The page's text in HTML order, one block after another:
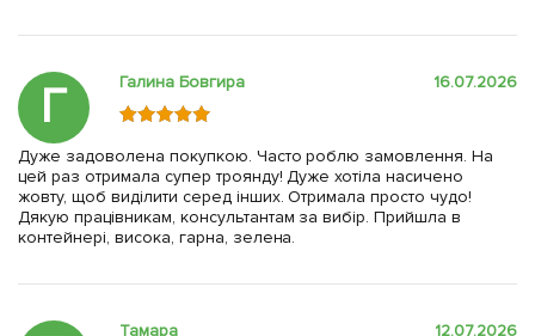
Г Галина Бовгира 16.07.2026
Дуже задоволена покупкою. Часто роблю замовлення. На
цей раз отримала супер троянду! Дуже хотіла насичено
жовту, щоб виділити серед інших. Отримала просто чудо!
Дякую працівникам, консультантам за вибір. Прийшла в
контейнері, висока, гарна, зелена.
Тамара 12.07.2026